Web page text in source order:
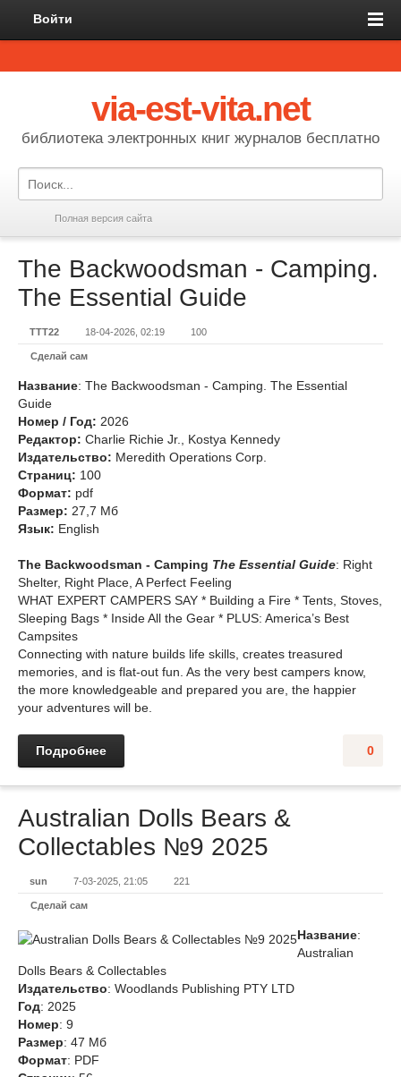
Войти
via-est-vita.net
библиотека электронных книг журналов бесплатно
Полная версия сайта
The Backwoodsman - Camping.
The Essential Guide
TTT22 18-04-2026, 02:19 100
Сделай сам
Название: The Backwoodsman - Camping. The Essential
Guide
Номер / Год: 2026
Редактор: Charlie Richie Jr., Kostya Kennedy
Издательство: Meredith Operations Corp.
Cтраниц: 100
Формат: pdf
Размер: 27,7 Мб
Язык: English
The Backwoodsman - Camping The Essential Guide: Right
Shelter, Right Place, A Perfect Feeling
WHAT EXPERT CAMPERS SAY * Building a Fire * Tents, Stoves,
Sleeping Bags * Inside All the Gear * PLUS: America’s Best
Campsites
Connecting with nature builds life skills, creates treasured
memories, and is flat-out fun. As the very best campers know,
the more knowledgeable and prepared you are, the happier
your adventures will be.
0
Подробнее
Australian Dolls Bears &
Collectables №9 2025
sun 7-03-2025, 21:05 221
Сделай сам
Название:
Australian
Dolls Bears & Collectables
Издательство: Woodlands Publishing PTY LTD
Год: 2025
Номер: 9
Размер: 47 Мб
Формат: PDF